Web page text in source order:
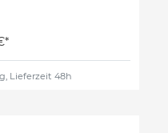
Lieferzeit 48h